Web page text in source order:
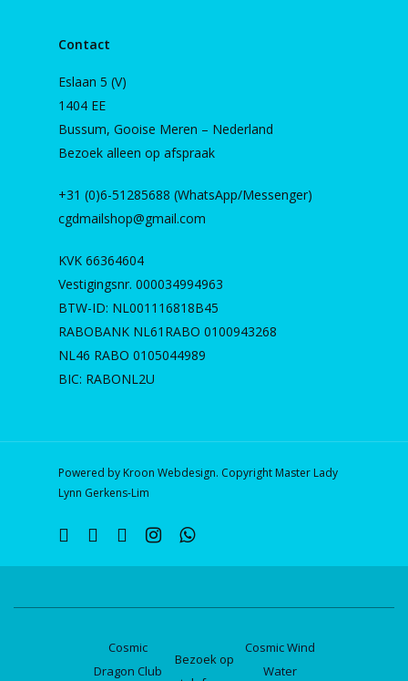
Contact
Eslaan 5 (V)
1404 EE
Bussum, Gooise Meren – Nederland
Bezoek alleen op afspraak
+31 (0)6-51285688 (WhatsApp/Messenger)
cgdmailshop@gmail.com
KVK 66364604
Vestigingsnr. 000034994963
BTW-ID: NL001116818B45
RABOBANK NL61RABO 0100943268
NL46 RABO 0105044989
BIC: RABONL2U
Powered by Kroon Webdesign. Copyright Master Lady
Lynn Gerkens-Lim
twitter facebooklinkedininstagramwhatsapp
Cosmic
Dragon Club
Bezoek op
Cosmic Wind
Water